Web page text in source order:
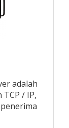
adalah
/ IP,